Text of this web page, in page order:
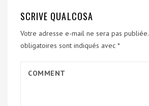
SCRIVE QUALCOSA
Votre adresse e-mail ne sera pas publiée.
obligatoires sont indiqués avec *